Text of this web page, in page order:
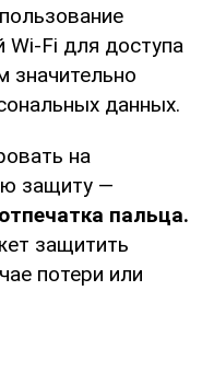
Wi-Fi для доступа
значительно
данных.
на
защиту —
пальца.
защитить
потери или